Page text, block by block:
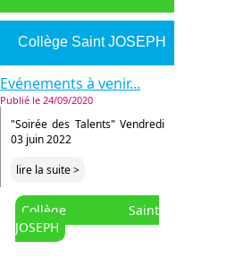
Collège Saint JOSEPH
Evénements à venir...
Publié le 24/09/2020
"Soirée des Talents" Vendredi
03 juin 2022
lire la suite >
Collège Saint
JOSEPH